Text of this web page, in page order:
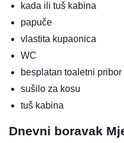
kada ili tuš kabina
papuče
vlastita kupaonica
WC
besplatan toaletni pribor
sušilo za kosu
tuš kabina
Dnevni boravak